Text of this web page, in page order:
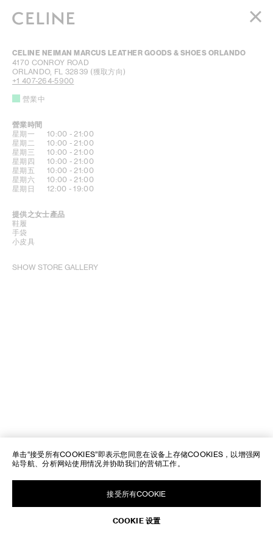
男裝
高訂香水系列
BEAUTÉ
CELINE NEIMAN MARCUS LEATHER GOODS & SHOES ORLANDO
4170 CONROY ROAD
ORLANDO, FL 32839 (獲取方向)
+1 407-264-5900
營業中
營業時間
DAY OF THE WEEKHOURS
星期一 10:00 -21:00
星期二
10:00 -21:00
星期三
10:00 -21:00
星期四
10:00 -21:00
星期五
10:00 -21:00
星期六
10:00 -21:00
星期日
12:00 -19:00
提供之女士產品
鞋履
手袋
小皮具
SHOW STORE GALLERY
单击“接受所有COOKIES”即表示您同意在设备​上存储COOKIES，以增强网
站导航、分析网站使用情况并协助我们的营销工作。
COOKIE 设置
接受所有COOKIE